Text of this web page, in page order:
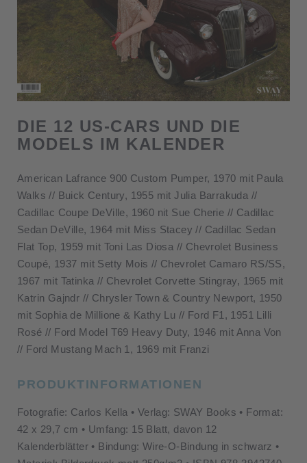
DIE 12 US-CARS UND DIE
MODELS IM KALENDER
American Lafrance 900 Custom Pumper, 1970 mit Paula
Walks // Buick Century, 1955 mit Julia Barrakuda //
Cadillac Coupe DeVille, 1960 nit Sue Cherie // Cadillac
Sedan DeVille, 1964 mit Miss Stacey // Cadillac Sedan
Flat Top, 1959 mit Toni Las Diosa // Chevrolet Business
Coupé, 1937 mit Setty Mois // Chevrolet Camaro RS/SS,
1967 mit Tatinka // Chevrolet Corvette Stingray, 1965 mit
Katrin Gajndr // Chrysler Town & Country Newport, 1950
mit Sophia de Millione & Kathy Lu // Ford F1, 1951 Lilli
Rosé // Ford Model T69 Heavy Duty, 1946 mit Anna Von
// Ford Mustang Mach 1, 1969 mit Franzi
PRODUKTINFORMATIONEN
Fotografie: Carlos Kella • Verlag: SWAY Books • Format:
42 x 29,7 cm • Umfang: 15 Blatt, davon 12
Kalenderblätter • Bindung: Wire-O-Bindung in schwarz •